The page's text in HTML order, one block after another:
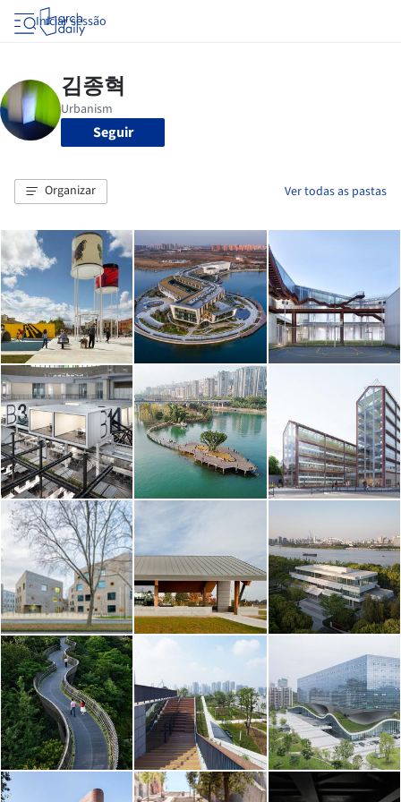
Iniciar sessão
Seguir
Organizar Ver todas as pastas